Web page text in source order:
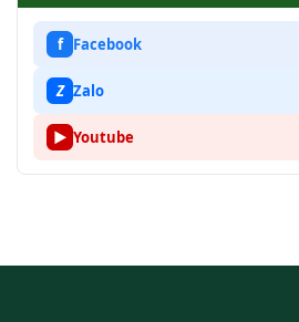
f Facebook
Z Zalo
▶ Youtube